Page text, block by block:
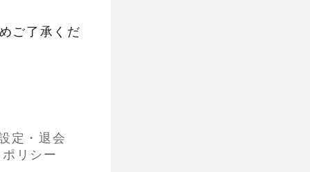
ご了承くだ
定・退会
リシー